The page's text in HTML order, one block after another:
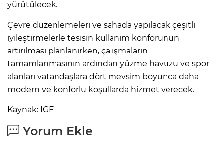
yürütülecek.
Çevre düzenlemeleri ve sahada yapılacak çeşitli
iyileştirmelerle tesisin kullanım konforunun
artırılması planlanırken, çalışmaların
tamamlanmasının ardından yüzme havuzu ve spor
alanları vatandaşlara dört mevsim boyunca daha
modern ve konforlu koşullarda hizmet verecek.
Kaynak: IGF
Yorum Ekle